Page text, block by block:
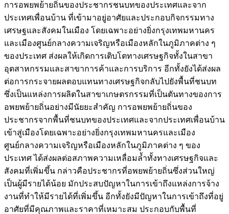
การอพยพย้ายถิ่นของประชากรชนบทของประเทศและจาก
ประเทศเพื่อนบ้าน ที่เข้ามาอยู่อาศัยและประกอบกิจกรรมทาง
เศรษฐและสังคมในเมือง โดยเฉพาะอย่างยิ่งกรุงเทพมหานคร
และเมืองศูนย์กลางความเจริญหรือเมืองหลักในภูมิภาคต่าง ๆ
ของประเทศ ส่งผลให้เกิดการเติบโตทางเศรษฐกิจทั้งในสาขา
อุตสาหกรรมและสาขาการค้าและการบริการ อีกทั้งยังได้ส่งผล
ต่อการกระจายผลตอบแทนทางเศรษฐกิจกลับไปยังพื้นที่ชนบท
ซึ่งเป็นแหล่งการผลิตในสาขาเกษตรกรรมที่เป็นตันทางของการ
อพยพย้ายถิ่นอย่างมีนัยยะสำคัญ การอพยพย้ายถิ่นของ
ประชากรจากพื้นที่ชนบทของประเทศและจากประเทศเพื่อนบ้าน
เข้าสู่เมืองโดยเฉพาะอย่างยิ่งกรุงเทพมหานครและเมือง
ศูนย์กลางความเจริญหรือเมืองหลักในภูมิภาคต่าง ๆ ของ
ประเทศ ได้ส่งผลต่อสภาพความเหลื่อมล้ำทั้งทางเศรษฐกิจและ
สังคมที่เพิ่มขึ้น กล่าวคือประชากรที่อพยพย้ายถิ่นซึ่งส่วนใหญ่
เป็นผู้มีรายได้น้อย มักประสบปัญหาในการเข้าถึงแหล่งการจ้าง
งานที่ทำให้มีรายได้ที่เพิ่มขึ้น อีกทั้งยังมีปัญหาในการเข้าถึงที่อยู่
อาศัยที่มีคุณภาพและราคาที่เหมาะสม ประกอบกับพื้นที่